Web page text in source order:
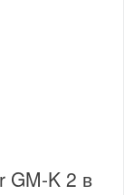
GM-K 2 в